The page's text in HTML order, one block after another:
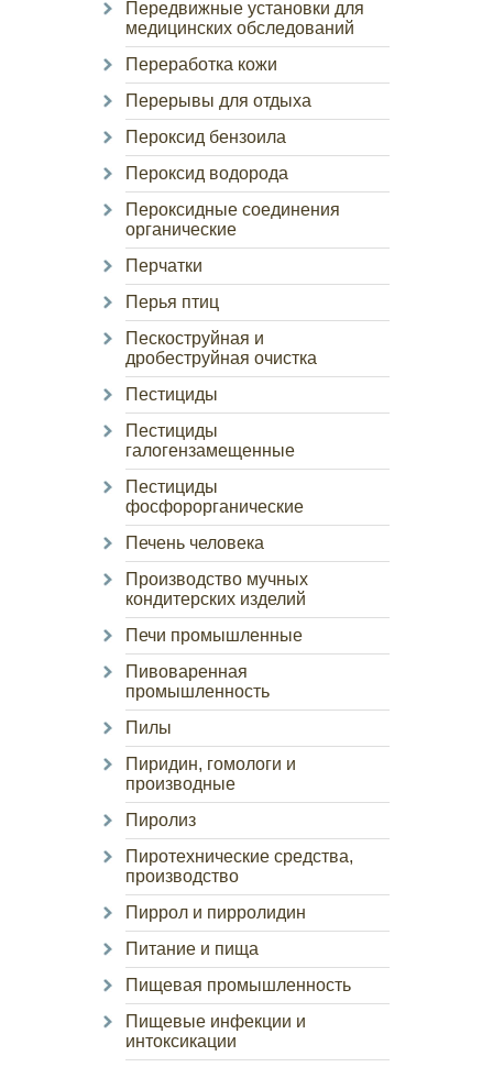
Передвижные установки для
медицинских обследований
Переработка кожи
Перерывы для отдыха
Пероксид бензоила
Пероксид водорода
Пероксидные соединения
органические
Перчатки
Перья птиц
Пескоструйная и
дробеструйная очистка
Пестициды
Пестициды
галогензамещенные
Пестициды
фосфорорганические
Печень человека
Производство мучных
кондитерских изделий
Печи промышленные
Пивоваренная
промышленность
Пилы
Пиридин, гомологи и
производные
Пиролиз
Пиротехнические средства,
производство
Пиррол и пирролидин
Питание и пища
Пищевая промышленность
Пищевые инфекции и
интоксикации